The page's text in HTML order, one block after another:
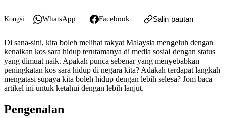
Kongsi WhatsApp Facebook Salin pautan
Di sana-sini, kita boleh melihat rakyat Malaysia mengeluh dengan
kenaikan kos sara hidup terutamanya di media sosial dengan status
yang dimuat naik. Apakah punca sebenar yang menyebabkan
peningkatan kos sara hidup di negara kita? Adakah terdapat langkah
mengatasi supaya kita boleh hidup dengan lebih selesa? Jom baca
artikel ini untuk ketahui dengan lebih lanjut.
Pengenalan